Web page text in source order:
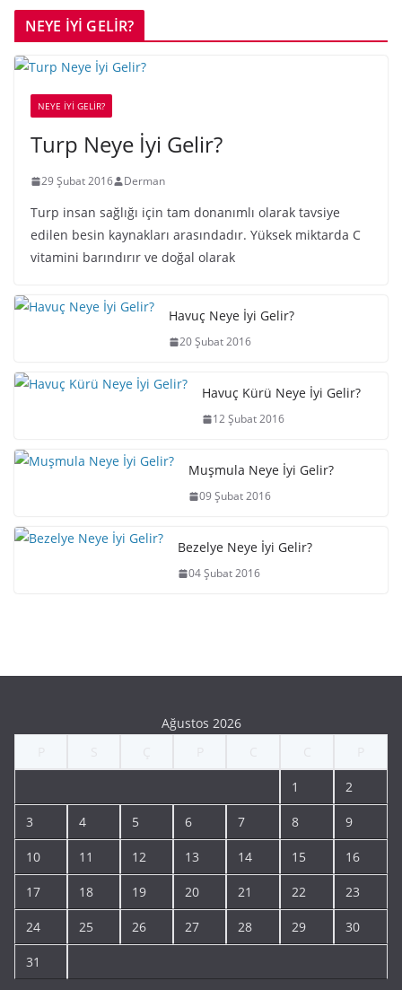
NEYE İYİ GELİR?
NEYE İYİ GELİR?
Turp Neye İyi Gelir?
29 Şubat 2016 Derman
Turp insan sağlığı için tam donanımlı olarak tavsiye
edilen besin kaynakları arasındadır. Yüksek miktarda C
vitamini barındırır ve doğal olarak
Havuç Neye İyi Gelir?
20 Şubat 2016
Havuç Kürü Neye İyi Gelir?
12 Şubat 2016
Muşmula Neye İyi Gelir?
09 Şubat 2016
Bezelye Neye İyi Gelir?
04 Şubat 2016
Ağustos 2026
1 2
3 4 5 6 7 8 9
10 11 12 13 14 15 16
17 18 19 20 21 22 23
24 25 26 27 28 29 30
31